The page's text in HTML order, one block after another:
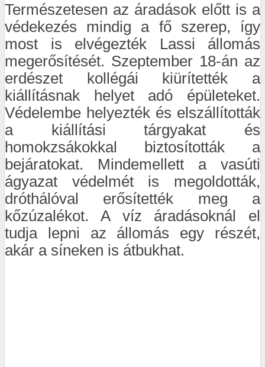
Természetesen az áradások előtt is a
védekezés mindig a fő szerep, így
most is elvégezték Lassi állomás
megerősítését. Szeptember 18-án az
erdészet kollégái kiürítették a
kiállításnak helyet adó épületeket.
Védelembe helyezték és elszállították
a kiállítási tárgyakat és
homokzsákokkal biztosították a
bejáratokat. Mindemellett a vasúti
ágyazat védelmét is megoldották,
dróthálóval erősítették meg a
kőzúzalékot. A víz áradásoknál el
tudja lepni az állomás egy részét,
akár a síneken is átbukhat.